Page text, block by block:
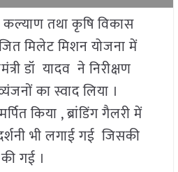
तथा कृषि विकास
मिलेट मिशन योजना में
डॉ यादव ने निरीक्षण
का स्वाद लिया ।
किया , ब्रांडिंग गैलरी में
भी लगाई गई जिसकी
गई ।